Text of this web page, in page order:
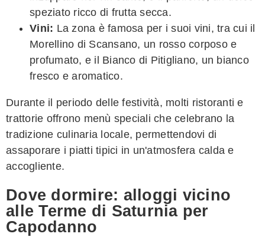
speziato ricco di frutta secca.
Vini: La zona è famosa per i suoi vini, tra cui il
Morellino di Scansano, un rosso corposo e
profumato, e il Bianco di Pitigliano, un bianco
fresco e aromatico.
Durante il periodo delle festività, molti ristoranti e
trattorie offrono menù speciali che celebrano la
tradizione culinaria locale, permettendovi di
assaporare i piatti tipici in un'atmosfera calda e
accogliente.
Dove dormire: alloggi vicino
alle Terme di Saturnia per
Capodanno